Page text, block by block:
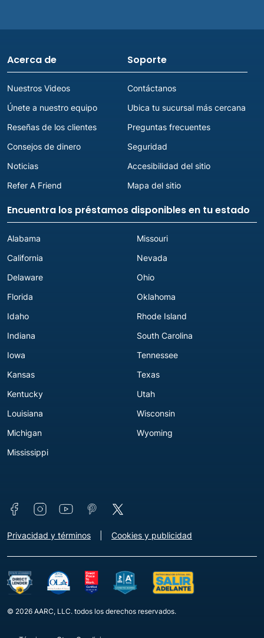
Acerca de
Nuestros Videos
Únete a nuestro equipo
Reseñas de los clientes
Consejos de dinero
Noticias
Refer A Friend
Soporte
Contáctanos
Ubica tu sucursal más cercana
Preguntas frecuentes
Seguridad
Accesibilidad del sitio
Mapa del sitio
Encuentra los préstamos disponibles en tu estado
Alabama
California
Delaware
Florida
Idaho
Indiana
Iowa
Kansas
Kentucky
Louisiana
Michigan
Mississippi
Missouri
Nevada
Ohio
Oklahoma
Rhode Island
South Carolina
Tennessee
Texas
Utah
Wisconsin
Wyoming
Connect with us
Footer - Extra Links [v3]
Privacidad y términos Cookies y publicidad
© 2026 AARC, LLC. todos los derechos reservados.